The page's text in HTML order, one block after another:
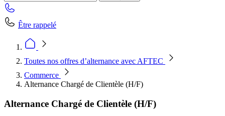
Être rappelé
Toutes nos offres d’alternance avec AFTEC
Commerce
Alternance Chargé de Clientèle (H/F)
Alternance Chargé de Clientèle (H/F)